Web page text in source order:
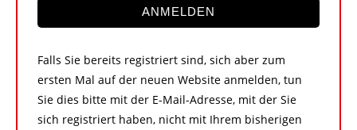
KONTAKT
ANMELDEN
Falls Sie bereits registriert sind, sich aber zum
ersten Mal auf der neuen Website anmelden, tun
Sie dies bitte mit der E-Mail-Adresse, mit der Sie
sich registriert haben, nicht mit Ihrem bisherigen